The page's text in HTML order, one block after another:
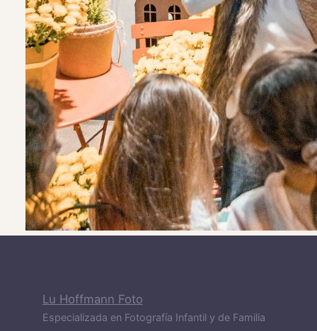
Lu Hoffmann Foto
Especializada en Fotografía Infantil y de Familia